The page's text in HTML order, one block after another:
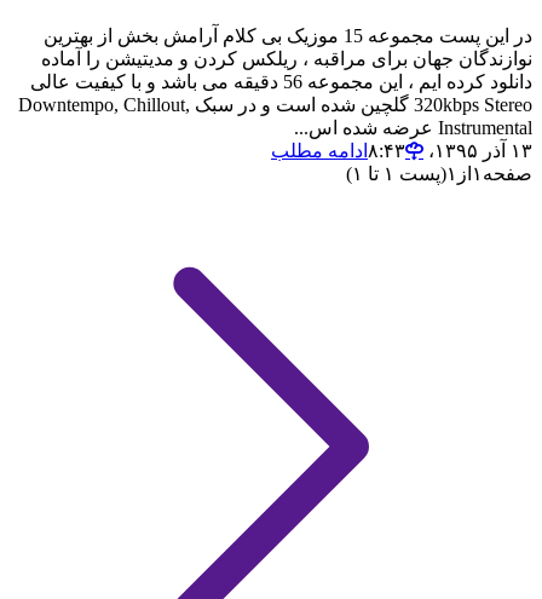
در این پست مجموعه 15 موزیک بی کلام آرامش بخش از بهترین
نوازندگان جهان برای مراقبه ، ریلکس کردن و مدیتیشن را آماده
دانلود کرده ایم ، این مجموعه 56 دقیقه می باشد و با کیفیت عالی
320kbps Stereo گلچین شده است و در سبک Downtempo, Chillout,
Instrumental عرضه شده اس...
۱۳ آذر ۱۳۹۵،‏ ۸:۴۳
ادامه مطلب
صفحه ۱ از ۱(پست ۱ تا ۱)